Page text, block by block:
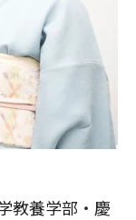
教養学部・慶